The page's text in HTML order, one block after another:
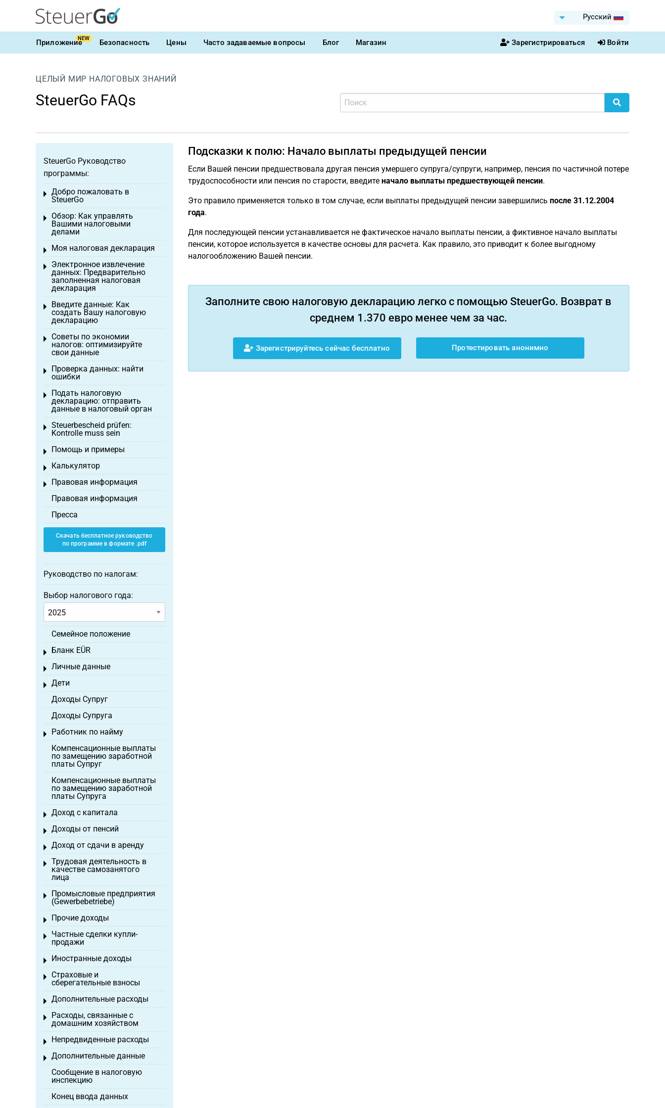
Pусский
ПриложениеNEW Безопасность Цены Часто задаваемые вопросы Блог Магазин Зарегистрироваться Войти
ЦЕЛЫЙ МИР НАЛОГОВЫХ ЗНАНИЙ
SteuerGo FAQs
Подсказки к полю: Начало выплаты предыдущей пенсии
Если Вашей пенсии предшествовала другая пенсия умершего супруга/супруги, например, пенсия по частичной потере
трудоспособности или пенсия по старости, введите начало выплаты предшествующей пенсии.
Это правило применяется только в том случае, если выплаты предыдущей пенсии завершились после 31.12.2004
года.
Для последующей пенсии устанавливается не фактическое начало выплаты пенсии, а фиктивное начало выплаты
пенсии, которое используется в качестве основы для расчета. Как правило, это приводит к более выгодному
налогообложению Вашей пенсии.
Заполните свою налоговую декларацию легко с помощью SteuerGo. Возврат в
среднем 1.370 евро менее чем за час.
Зарегистрируйтесь сейчас бесплатно Протестировать анонимно
SteuerGo Руководство
программы:
Добро пожаловать в
SteuerGo
Toggle menu
Обзор: Как управлять
Вашими налоговыми
делами
Toggle menu
Моя налоговая декларация
Toggle menu
Электронное извлечение
данных: Предварительно
заполненная налоговая
декларация
Toggle menu
Введите данные: Как
создать Вашу налоговую
декларацию
Toggle menu
Советы по экономии
налогов: оптимизируйте
свои данные
Toggle menu
Проверка данных: найти
ошибки
Toggle menu
Подать налоговую
декларацию: отправить
данные в налоговый орган
Toggle menu
Steuerbescheid prüfen:
Kontrolle muss sein
Toggle menu
Помощь и примеры
Toggle menu
Калькулятор
Toggle menu
Правовая информация
Toggle menu
Правовая информация
Пресса
Скачать бесплатное руководство
по программе в формате .pdf
Руководство по налогам:
Выбор налогового года:
Семейное положение
Бланк EÜR
Toggle menu
Личные данные
Toggle menu
Дети
Toggle menu
Доходы Супруг
Доходы Супруга
Работник по найму
Toggle menu
Компенсационные выплаты
по замещению заработной
платы Супруг
Компенсационные выплаты
по замещению заработной
платы Супруга
Доход с капитала
Toggle menu
Доходы от пенсий
Toggle menu
Доход от сдачи в аренду
Toggle menu
Трудовая деятельность в
качестве самозанятого
лица
Toggle menu
Промысловые предприятия
(Gewerbebetriebe)
Toggle menu
Прочие доходы
Toggle menu
Частные сделки купли-
продажи
Toggle menu
Иностранные доходы
Toggle menu
Страховые и
сберегательные взносы
Toggle menu
Дополнительные расходы
Toggle menu
Расходы, связанные с
домашним хозяйством
Toggle menu
Непредвиденные расходы
Toggle menu
Дополнительные данные
Toggle menu
Сообщение в налоговую
инспекцию
Конец ввода данных